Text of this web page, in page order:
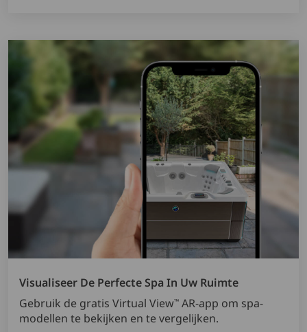
Visualiseer De Perfecte Spa In Uw Ruimte
Gebruik de gratis Virtual View™ AR-app om spa-
modellen te bekijken en te vergelijken.